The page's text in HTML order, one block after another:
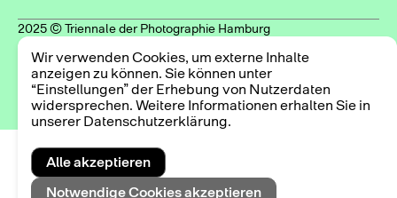
2025 © Triennale der Photographie Hamburg
Wir verwenden Cookies, um externe Inhalte
anzeigen zu können. Sie können unter
“Einstellungen” der Erhebung von Nutzerdaten
widersprechen. Weitere Informationen erhalten Sie in
unserer Datenschutzerklärung.
Alle akzeptieren
Notwendige Cookies akzeptieren